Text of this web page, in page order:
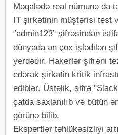
Məqalədə real nümunə də
IT şirkətinin müştərisi test
"admin123" şifrəsindən
dünyada ən çox işlədilən
yerdədir. Hakerlər şifrəni
edərək şirkətin kritik
ediblər. Üstəlik, şifrə
çatda saxlanılıb və bütün
görünə bilib.
Ekspertlər təhlükəsizliyi